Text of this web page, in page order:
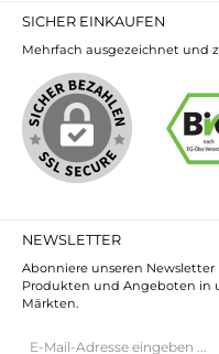
SICHER EINKAUFEN
Mehrfach ausgezeichnet und
NEWSLETTER
Abonniere unseren Newsletter
Produkten und Angeboten in
Märkten.
Mail-